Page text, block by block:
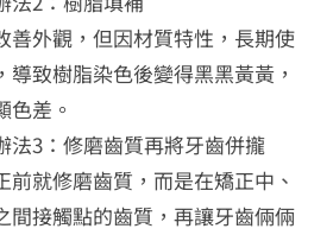
善外觀，但因材質特性，長期使
導致樹脂染色後變得黑黑黃黃，
色差。
法3：修磨齒質再將牙齒併攏
前就修磨齒質，而是在矯正中、
間接觸點的齒質，再讓牙齒倆倆